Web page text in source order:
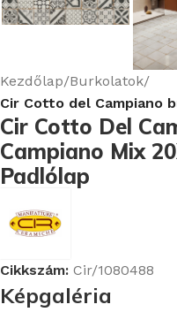
Kezdőlap Burkolatok
Cir Cotto del Campiano
Cir Cotto Del
Campiano Mix
Padlólap
Cikkszám: Cir/1080488
Képgaléria